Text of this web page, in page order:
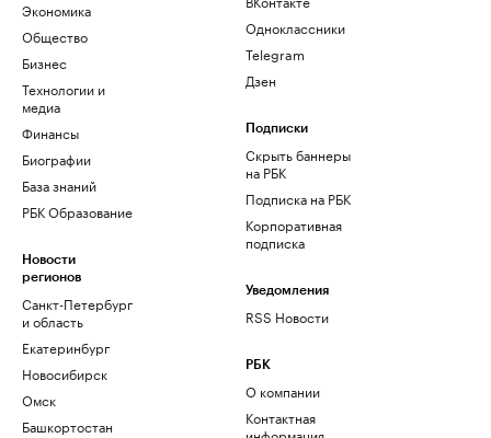
Экономика
Общество
Бизнес
Технологии и
медиа
Финансы
Биографии
База знаний
РБК Образование
Новости
регионов
Санкт-Петербург
и область
Екатеринбург
Новосибирск
Омск
Башкортостан
Одноклассники
Telegram
Дзен
Подписки
Скрыть баннеры
на РБК
Подписка на РБК
Корпоративная
подписка
Уведомления
RSS Новости
РБК
О компании
Контактная